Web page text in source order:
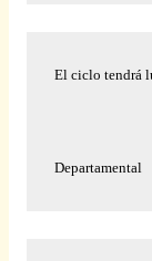
El ciclo tendrá
Departamental